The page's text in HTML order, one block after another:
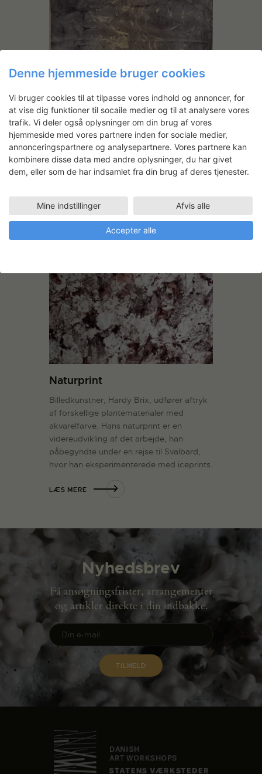
Monotypier på karduspapir
Hardy Brix arbejder med oliemaleri,
akvarel, iceprints og naturprint. Han
inkluderer ofte tilfældighedens princip,
hvor eksperimenter med medier,
teknikker og materialer spiller ind på det
lov at råde, da han på grafisk værksted
kunne benytte noget efterladt
Naturprint
Billedkunstner, Hardy Brix, udfører aftryk
af forskellige plantematerialer med
akvarelfarve. Hans naturprint er en
videreudvikling af det arbejde, han
påbegyndte under en rejse til Svalbard,
hvor han eksperimenterede med iceprints.
LÆS MERE
Nyhedsbrev
Få ansøgningsfrister, arrangementer
og artikler direkte i din indbakke.
Denne hjemmeside bruger cookies
Vi bruger cookies til at tilpasse vores indhold og annoncer, for
at vise dig funktioner til socaile medier og til at analysere vores
trafik. Vi deler også oplysninger om din brug af vores
hjemmeside med vores partnere inden for sociale medier,
annonceringspartnere og analysepartnere. Vores partnere kan
kombinere disse data med andre oplysninger, du har givet
dem, eller som de har indsamlet fra din brug af deres tjenester.
Mine indstillinger Afvis alle
Accepter alle